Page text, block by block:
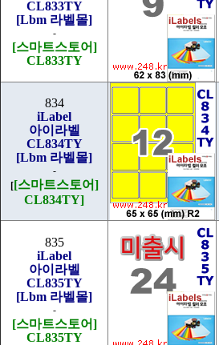
CL833TY
[Lbm 라벨몰]
-
[스마트스토어]
CL833TY
834
iLabel
아이라벨
CL834TY
[Lbm 라벨몰]
-
[[스마트스토어]
CL834TY]
835
iLabel
아이라벨
CL835TY
[Lbm 라벨몰]
-
[스마트스토어]
CL835TY